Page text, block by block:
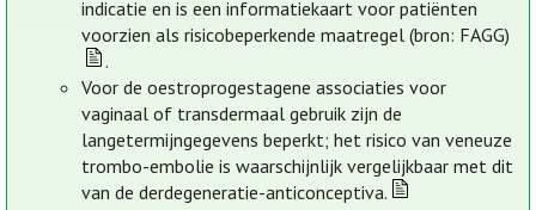
indicatie en is een informatiekaart voor patiënten
voorzien als risicobeperkende maatregel (bron: FAGG)
.
Voor de oestroprogestagene associaties voor
vaginaal of transdermaal gebruik zijn de
langetermijngegevens beperkt; het risico van veneuze
trombo-embolie is waarschijnlijk vergelijkbaar met dit
van de derdegeneratie-anticonceptiva.